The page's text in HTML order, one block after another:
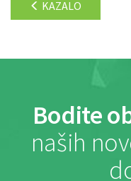
KAZALO
Bodite
naših